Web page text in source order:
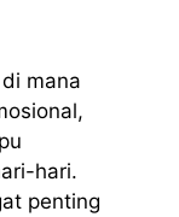
mana
hari.
penting